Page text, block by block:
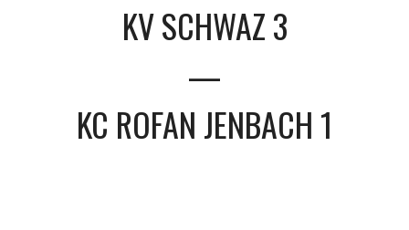
KV SCHWAZ 3
—
KC ROFAN JENBACH 1